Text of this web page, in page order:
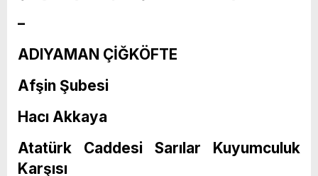
–
ADIYAMAN ÇİĞKÖFTE
Afşin Şubesi
Hacı Akkaya
Atatürk Caddesi Sarılar Kuyumculuk
Karşısı